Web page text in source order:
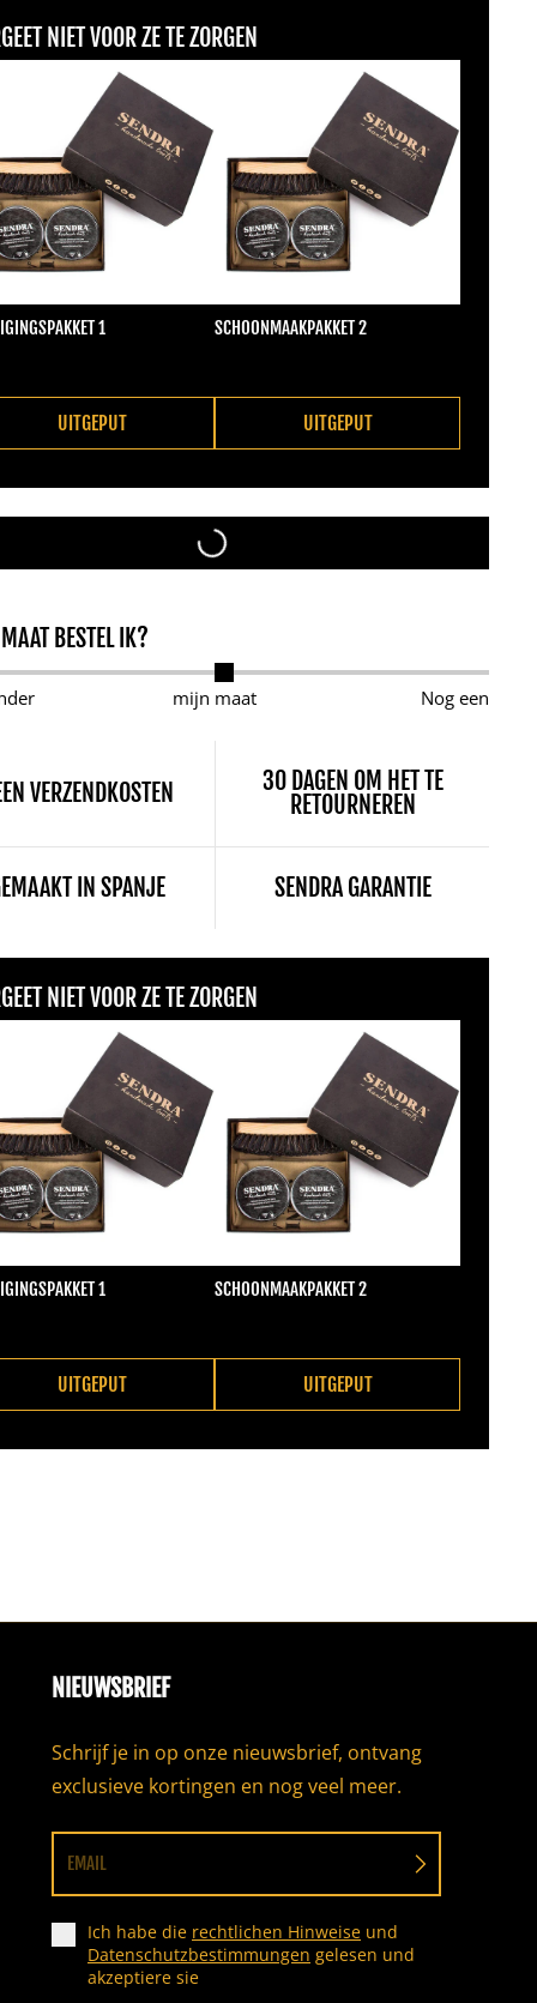
NIET VOOR ZE TE ZORGEN
1
UITGEPUT
SCHOONMAAKPAKKET 2
UITGEPUT
BESTEL IK?
mijn maat Nog een
VERZENDKOSTEN
30 DAGEN OM HET TE
RETOURNEREN
IN SPANJE SENDRA GARANTIE
NIET VOOR ZE TE ZORGEN
1
UITGEPUT
SCHOONMAAKPAKKET 2
UITGEPUT
NIEUWSBRIEF
Schrijf je in op onze nieuwsbrief, ontvang
exclusieve kortingen en nog veel meer.
EMAIL
Ich habe die rechtlichen Hinweise und
Datenschutzbestimmungen gelesen und
akzeptiere sie